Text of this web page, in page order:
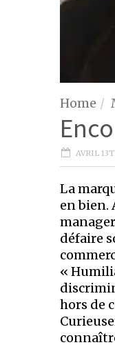
Home
AVRIL
La
en bien.
défaire
«
hors de